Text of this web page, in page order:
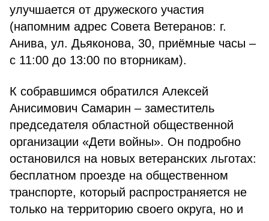
улучшается от дружеского участия
(напомним адрес Совета Ветеранов: г.
Анива, ул. Дьяконова, 30, приёмные часы –
с 11:00 до 13:00 по вторникам).
К собравшимся обратился Алексей
Анисимович Самарин – заместитель
председателя областной общественной
организации «Дети войны». Он подробно
остановился на новых ветеранских льготах:
бесплатном проезде на общественном
транспорте, который распространяется не
только на территорию своего округа, но и